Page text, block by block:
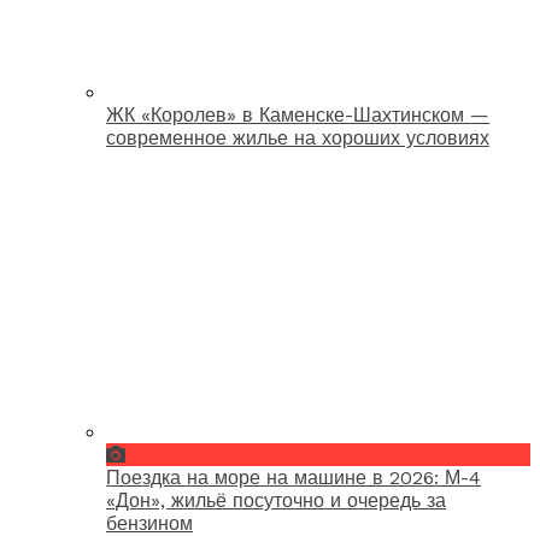
ЖК «Королев» в Каменске-Шахтинском —
современное жилье на хороших условиях
Поездка на море на машине в 2026: М-4
«Дон», жильё посуточно и очередь за
бензином